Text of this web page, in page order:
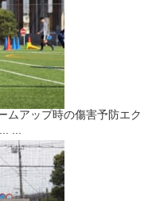
ムアップ時の傷害予防エク
...